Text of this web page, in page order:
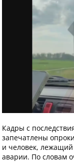
Кадры с
запечатлены
и человек,
аварии. По словам